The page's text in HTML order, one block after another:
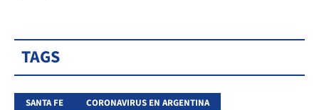
TAGS
SANTA FE CORONAVIRUS EN ARGENTINA